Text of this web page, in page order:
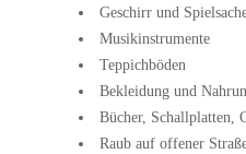
Geschirr und
Musikinstrumente
Teppichböden
Bekleidung und
Bücher, Schallplatten,
Raub auf offener